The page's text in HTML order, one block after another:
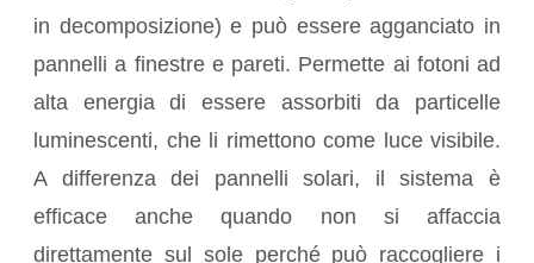
in decomposizione) e può essere agganciato in
pannelli a finestre e pareti. Permette ai fotoni ad
alta energia di essere assorbiti da particelle
luminescenti, che li rimettono come luce visibile.
A differenza dei pannelli solari, il sistema è
efficace anche quando non si affaccia
direttamente sul sole perché può raccogliere i